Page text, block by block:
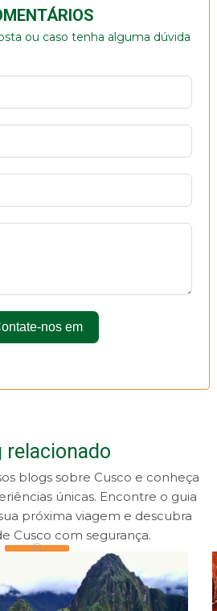
ou caso tenha alguma dúvida
nos em
relacionado
blogs sobre Cusco e conheça
únicas. Encontre o guia
próxima viagem e descubra
Cusco com segurança.